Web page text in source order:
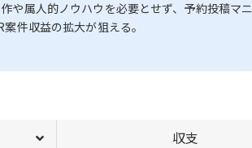
や属人的ノウハウを必要とせず、予約投稿マ
件収益の拡大が狙える。
収支